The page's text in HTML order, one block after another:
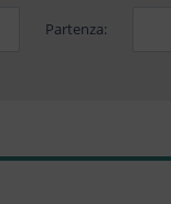
Partenza: